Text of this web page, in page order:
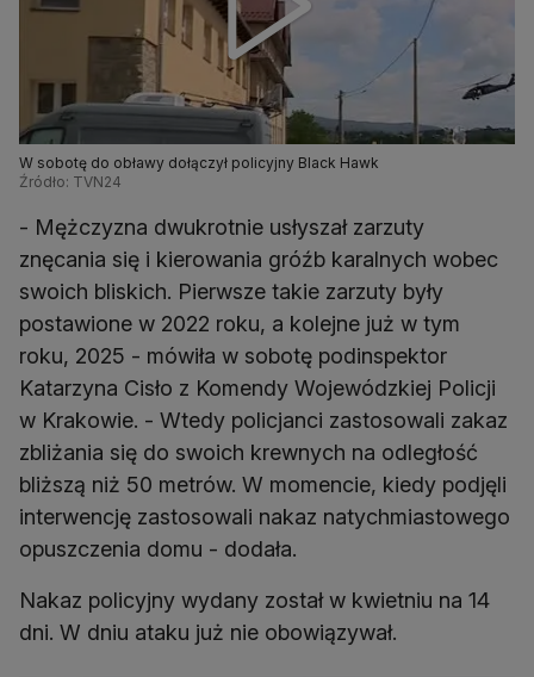
W sobotę do obławy dołączył policyjny Black Hawk
Źródło: TVN24
- Mężczyzna dwukrotnie usłyszał zarzuty
znęcania się i kierowania gróźb karalnych wobec
swoich bliskich. Pierwsze takie zarzuty były
postawione w 2022 roku, a kolejne już w tym
roku, 2025 - mówiła w sobotę podinspektor
Katarzyna Cisło z Komendy Wojewódzkiej Policji
w Krakowie. - Wtedy policjanci zastosowali zakaz
zbliżania się do swoich krewnych na odległość
bliższą niż 50 metrów. W momencie, kiedy podjęli
interwencję zastosowali nakaz natychmiastowego
opuszczenia domu - dodała.
Nakaz policyjny wydany został w kwietniu na 14
dni. W dniu ataku już nie obowiązywał.